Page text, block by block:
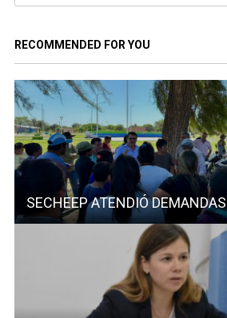
RECOMMENDED FOR YOU
SECHEEP ATENDIÓ